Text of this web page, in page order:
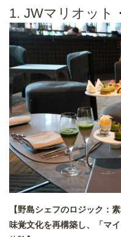
1. JWマリオット
【野島シェフのロジック：
味覚文化を再構築し、「マ